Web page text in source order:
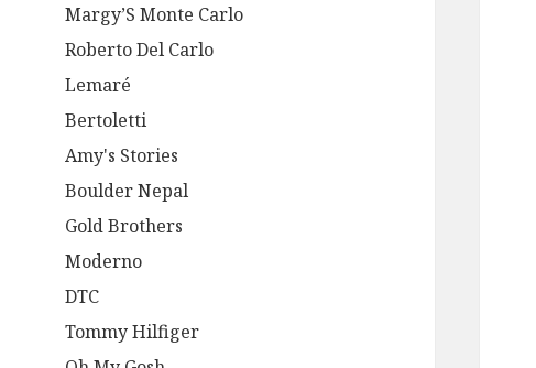
Margy’S Monte Carlo
Roberto Del Carlo
Lemaré
Bertoletti
Amy's Stories
Boulder Nepal
Gold Brothers
Moderno
DTC
Tommy Hilfiger